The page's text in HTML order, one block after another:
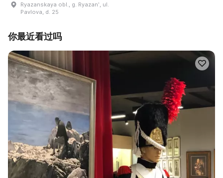
Ryazanskaya obl., g. Ryazanʹ, ul.
Pavlova, d. 25
你最近看过吗